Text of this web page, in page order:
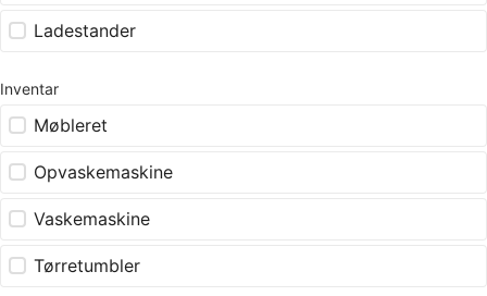
Ladestander
Inventar
Møbleret
Opvaskemaskine
Vaskemaskine
Tørretumbler